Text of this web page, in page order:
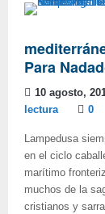
Para
10 agosto,
lectura
0
Lampedusa
en el ciclo
marítimo
muchos de la
cristianos y